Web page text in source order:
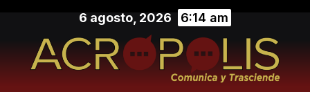
contenido
6 agosto, 2026 6:14 am